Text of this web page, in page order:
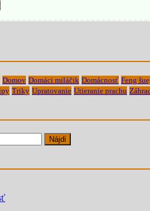
Domov Domáci miláčik Domácnosť Feng
Triky Upratovanie Utieranie prachu